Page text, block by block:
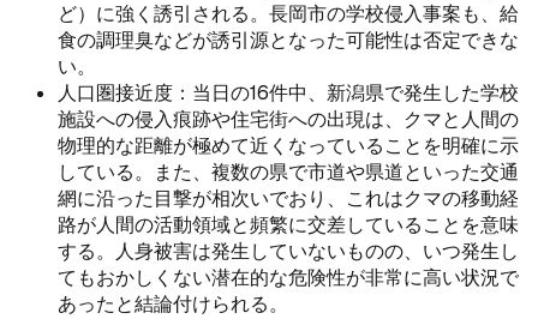
ど）に強く誘引される。長岡市の学校侵入事案も、給
食の調理臭などが誘引源となった可能性は否定できな
い。
人口圏接近度：当日の16件中、新潟県で発生した学校
施設への侵入痕跡や住宅街への出現は、クマと人間の
物理的な距離が極めて近くなっていることを明確に示
している。また、複数の県で市道や県道といった交通
網に沿った目撃が相次いでおり、これはクマの移動経
路が人間の活動領域と頻繁に交差していることを意味
する。人身被害は発生していないものの、いつ発生し
てもおかしくない潜在的な危険性が非常に高い状況で
あったと結論付けられる。